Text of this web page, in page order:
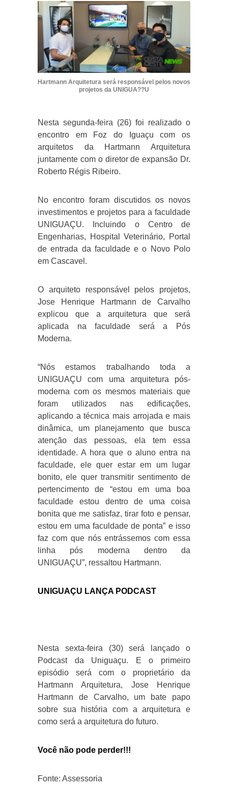
Hartmann Arquitetura será responsável pelos novos
projetos da UNIGUA??U
Nesta segunda-feira (26) foi realizado o
encontro em Foz do Iguaçu com os
arquitetos da Hartmann Arquitetura
juntamente com o diretor de expansão Dr.
Roberto Régis Ribeiro.
No encontro foram discutidos os novos
investimentos e projetos para a faculdade
UNIGUAÇU. Incluindo o Centro de
Engenharias, Hospital Veterinário, Portal
de entrada da faculdade e o Novo Polo
em Cascavel.
O arquiteto responsável pelos projetos,
Jose Henrique Hartmann de Carvalho
explicou que a arquitetura que será
aplicada na faculdade será a Pós
Moderna.
“Nós estamos trabalhando toda a
UNIGUAÇU com uma arquitetura pós-
moderna com os mesmos materiais que
foram utilizados nas edificações,
aplicando a técnica mais arrojada e mais
dinâmica, um planejamento que busca
atenção das pessoas, ela tem essa
identidade. A hora que o aluno entra na
faculdade, ele quer estar em um lugar
bonito, ele quer transmitir sentimento de
pertencimento de “estou em uma boa
faculdade estou dentro de uma coisa
bonita que me satisfaz, tirar foto e pensar,
estou em uma faculdade de ponta” e isso
faz com que nós entrássemos com essa
linha pós moderna dentro da
UNIGUAÇU”, ressaltou Hartmann.
UNIGUAÇU LANÇA PODCAST
Nesta sexta-feira (30) será lançado o
Podcast da Uniguaçu. E o primeiro
episódio será com o proprietário da
Hartmann Arquitetura, Jose Henrique
Hartmann de Carvalho, um bate papo
sobre sua história com a arquitetura e
como será a arquitetura do futuro.
Você não pode perder!!!
Fonte: Assessoria